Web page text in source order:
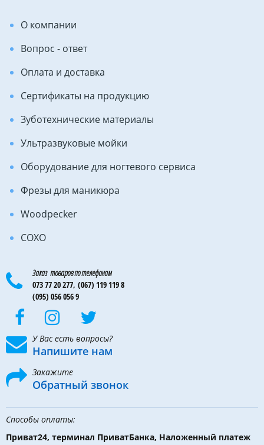
О компании
Вопрос - ответ
Оплата и доставка
Сертификаты на продукцию
Зуботехнические материалы
Ультразвуковые мойки
Оборудование для ногтевого сервиса
Фрезы для маникюра
Woodpecker
COXO
Заказ товаров по телефонам
073 77 20 277, (067) 119 119 8
(095) 056 056 9
У Вас есть вопросы?
Напишите нам
Закажите
Обратный звонок
Способы оплаты:
Приват24, терминал ПриватБанка, Наложенный платеж